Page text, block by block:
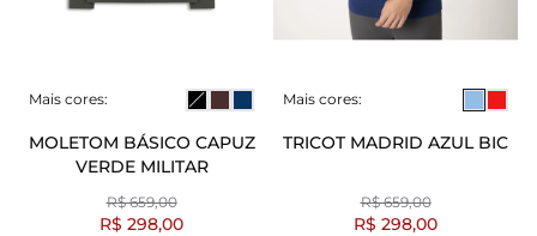
Mais cores:
MOLETOM BÁSICO CAPUZ
VERDE MILITAR
R$ 659,00
R$ 298,00
Mais cores:
TRICOT MADRID AZUL BIC
R$ 659,00
R$ 298,00